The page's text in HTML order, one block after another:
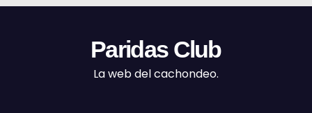
Paridas Club
La web del cachondeo.